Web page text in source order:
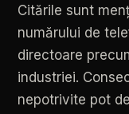
Citările sunt
numărului de
directoare
industriei.
nepotrivite pot